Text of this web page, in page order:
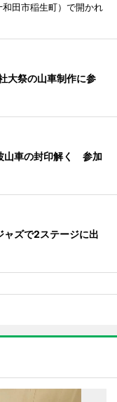
田市稲生町）で開かれ
大祭の山車制作に参
山車の封印解く 参加
ズで2ステージに出